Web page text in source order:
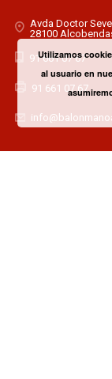
Avda Doctor
28100
91 661 07 67
91 661 07 67
Utilizamos
al usuario en